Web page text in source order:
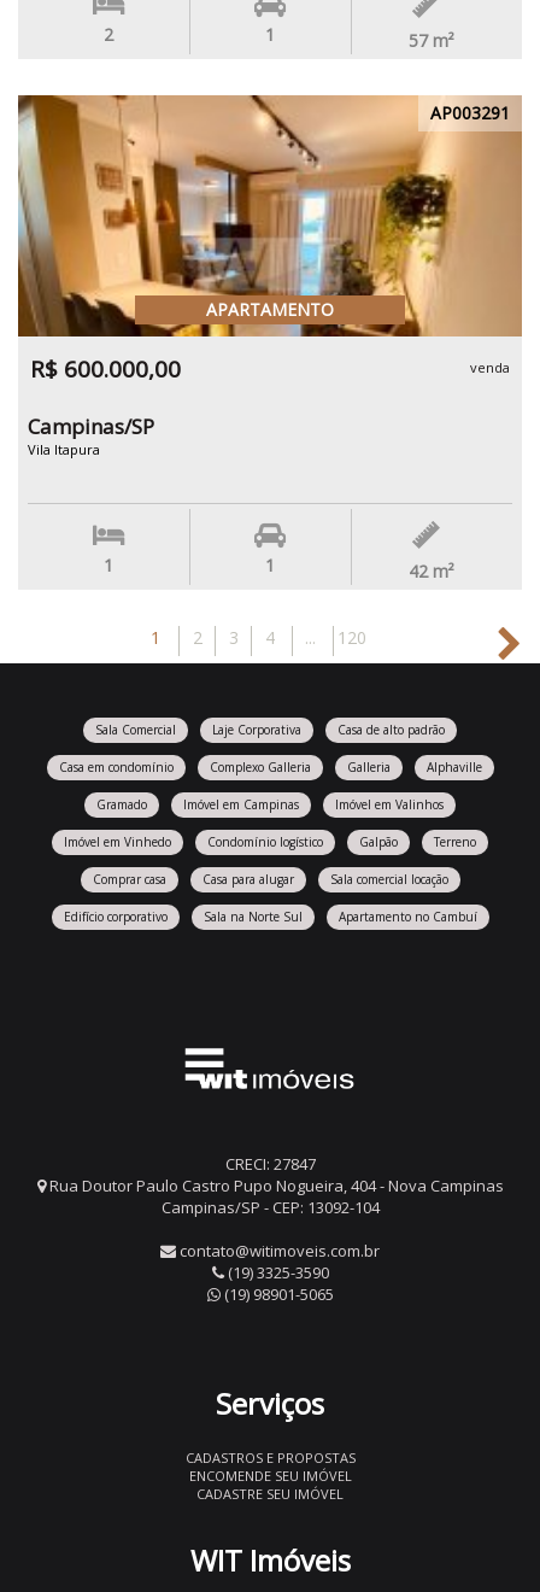
2 1 57 m²
AP003291
APARTAMENTO
R$ 600.000,00 venda
Campinas/SP
Vila Itapura
1 1 42 m²
1 2 3 4 ... 120
Sala Comercial Laje Corporativa Casa de alto padrão
Casa em condomínio Complexo Galleria Galleria Alphaville
Gramado Imóvel em Campinas Imóvel em Valinhos
Imóvel em Vinhedo Condomínio logístico Galpão Terreno
Comprar casa Casa para alugar Sala comercial locação
Edifício corporativo Sala na Norte Sul Apartamento no Cambuí
CRECI: 27847
Rua Doutor Paulo Castro Pupo Nogueira, 404 - Nova Campinas
Campinas/SP - CEP: 13092-104
contato@witimoveis.com.br
(19) 3325-3590
(19) 98901-5065
Serviços
CADASTROS E PROPOSTAS
ENCOMENDE SEU IMÓVEL
CADASTRE SEU IMÓVEL
WIT Imóveis